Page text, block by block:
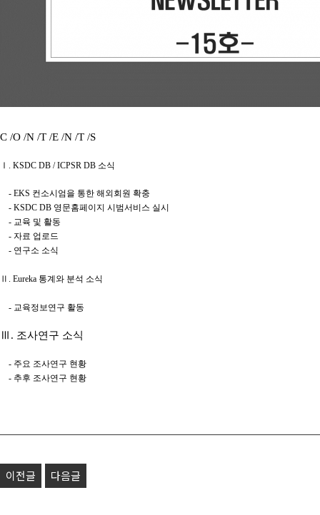
C /O /N /T /E /N /T /S
Ⅰ. KSDC DB / ICPSR DB 소식
- EKS 컨소시엄을 통한 해외회원 확충
- KSDC DB 영문홈페이지 시범서비스 실시
- 교육 및 활동
- 자료 업로드
- 연구소 소식
Ⅱ. Eureka 통계와 분석 소식
- 교육정보연구 활동
Ⅲ. 조사연구 소식
- 주요 조사연구 현황
- 추후 조사연구 현황
이전글 다음글